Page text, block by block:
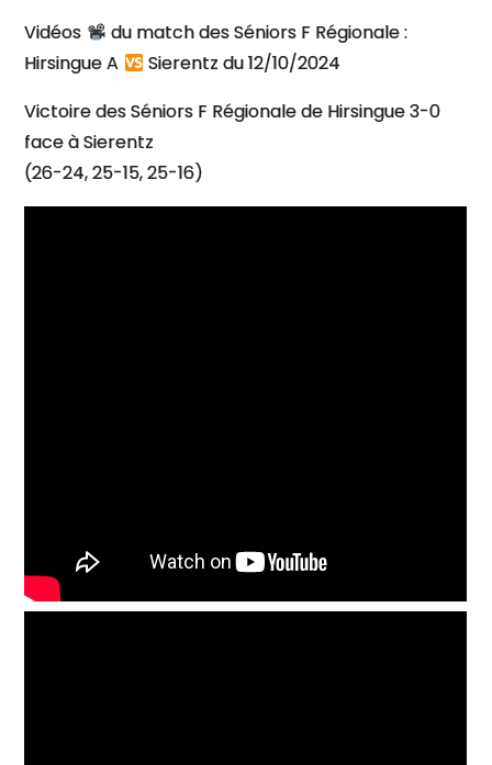
A
Vidéos
du match des Séniors F Régionale :
Hirsingue A
Sierentz du 12/10/2024
Victoire des Séniors F Régionale de Hirsingue 3-0
face à Sierentz
(26-24, 25-15, 25-16)